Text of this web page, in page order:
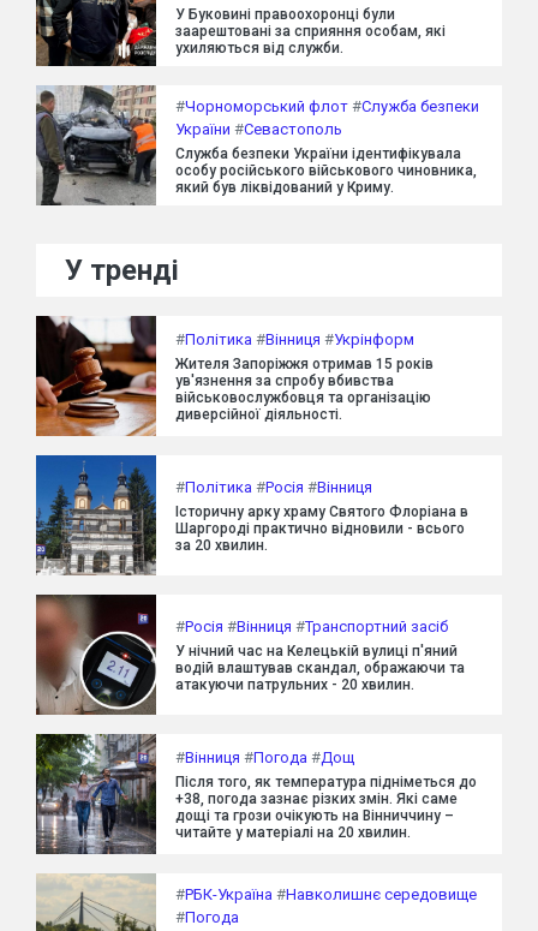
У Буковині правоохоронці були
заарештовані за сприяння особам, які
ухиляються від служби.
#Чорноморський флот #Служба безпеки
України #Севастополь
Служба безпеки України ідентифікувала
особу російського військового чиновника,
який був ліквідований у Криму.
У тренді
#Політика #Вінниця #Укрінформ
Жителя Запоріжжя отримав 15 років
ув'язнення за спробу вбивства
військовослужбовця та організацію
диверсійної діяльності.
#Політика #Росія #Вінниця
Історичну арку храму Святого Флоріана в
Шаргороді практично відновили - всього
за 20 хвилин.
#Росія #Вінниця #Транспортний засіб
У нічний час на Келецькій вулиці п'яний
водій влаштував скандал, ображаючи та
атакуючи патрульних - 20 хвилин.
#Вінниця #Погода #Дощ
Після того, як температура підніметься до
+38, погода зазнає різких змін. Які саме
дощі та грози очікують на Вінниччину –
читайте у матеріалі на 20 хвилин.
#РБК-Україна #Навколишнє середовище
#Погода